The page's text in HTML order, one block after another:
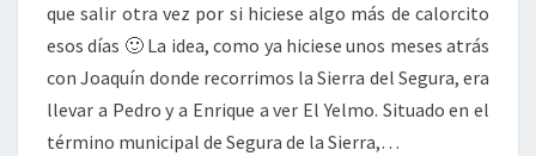
YELMO
que salir otra vez por si hiciese algo más de calorcito
esos días 🙂 La idea, como ya hiciese unos meses atrás
con Joaquín donde recorrimos la Sierra del Segura, era
llevar a Pedro y a Enrique a ver El Yelmo. Situado en el
término municipal de Segura de la Sierra,…